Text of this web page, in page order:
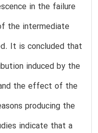
in the failure
the intermediate
It is concluded that
induced by the
the effect of the
producing the
indicate that a